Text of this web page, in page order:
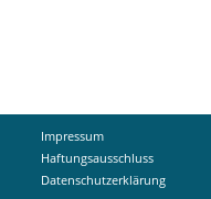
Impressum
Haftungsausschluss
Datenschutzerklärung